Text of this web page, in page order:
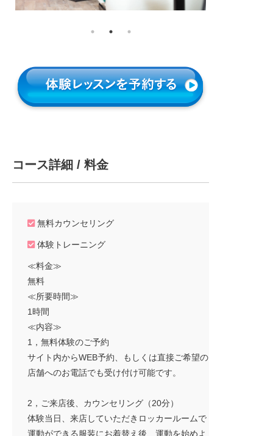
コース詳細 / 料金
無料カウンセリング
体験トレーニング
≪料金≫
無料
≪所要時間≫
1時間
≪内容≫
1，無料体験のご予約
サイト内からWEB予約、もしくは直接ご希望の
店舗へのお電話でも受け付け可能です。
2，ご来店後、カウンセリング（20分）
体験当日、来店していただきロッカールームで
運動ができる服装にお着替え後、運動を始めよ